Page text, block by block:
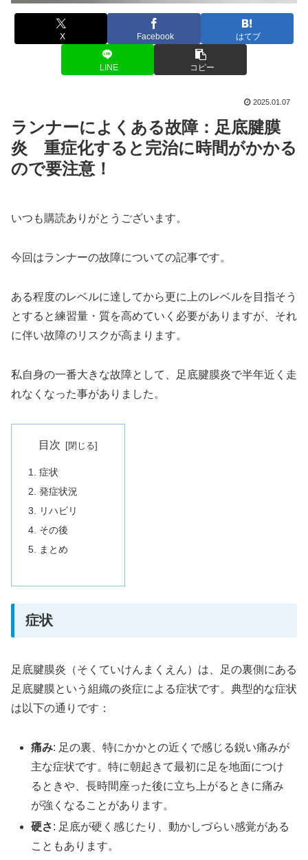
X Facebook はてブ
LINE コピー
2025.01.07
ランナーによくある故障：足底腱膜
炎 重症化すると完治に時間がかかる
ので要注意！
いつも購読ありがとうございます。
今回はランナーの故障についての記事です。
ある程度のレベルに達してから更に上のレベルを目指そう
とすると練習量・質を高めていく必要がありますが、それ
に伴い故障のリスクが高まります。
私自身の一番大きな故障として、足底腱膜炎で半年近く走
れなくなった事がありました。
目次
症状
発症状況
リハビリ
その後
まとめ
症状
足底腱膜炎（そくていけんまくえん）は、足の裏側にある
足底腱膜という組織の炎症による症状です。典型的な症状
は以下の通りです：
痛み: 足の裏、特にかかとの近くで感じる鋭い痛みが
主な症状です。特に朝起きて最初に足を地面につけ
るときや、長時間座った後に立ち上がるときに痛み
が強くなることがあります。
硬さ: 足底が硬く感じたり、動かしづらい感覚がある
こともあります。